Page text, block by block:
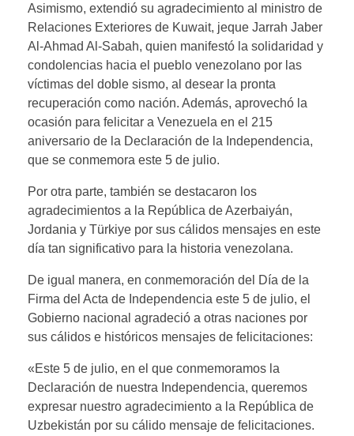
Asimismo, extendió su agradecimiento al ministro de
Relaciones Exteriores de Kuwait, jeque Jarrah Jaber
Al-Ahmad Al-Sabah, quien manifestó la solidaridad y
condolencias hacia el pueblo venezolano por las
víctimas del doble sismo, al desear la pronta
recuperación como nación. Además, aprovechó la
ocasión para felicitar a Venezuela en el 215
aniversario de la Declaración de la Independencia,
que se conmemora este 5 de julio.
Por otra parte, también se destacaron los
agradecimientos a la República de Azerbaiyán,
Jordania y Türkiye por sus cálidos mensajes en este
día tan significativo para la historia venezolana.
De igual manera, en conmemoración del Día de la
Firma del Acta de Independencia este 5 de julio, el
Gobierno nacional agradeció a otras naciones por
sus cálidos e históricos mensajes de felicitaciones:
«Este 5 de julio, en el que conmemoramos la
Declaración de nuestra Independencia, queremos
expresar nuestro agradecimiento a la República de
Uzbekistán por su cálido mensaje de felicitaciones.